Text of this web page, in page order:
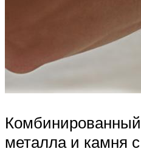
металла и камня